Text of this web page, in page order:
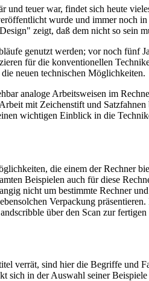
teuer war, findet sich heute
wurde und immer noch in
zeigt, daß dem nicht so sein
genutzt werden; vor noch fünf
für die konventionellen
neuen technischen Möglichkeiten.
analoge Arbeitsweisen im
mit Zeichenstift und
wichtigen Einblick in die
die einem der Rechner
Beispielen auch für diese
nicht um bestimmte Rechner
Verpackung
über den Scan zur
verrät, sind hier die Begriffe und
sich in der Auswahl seiner